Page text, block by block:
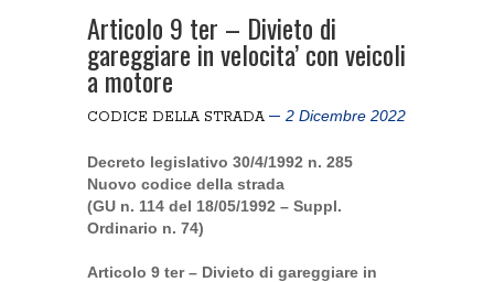
Articolo 9 ter – Divieto di
gareggiare in velocita’ con veicoli
a motore
CODICE DELLA STRADA 2 Dicembre 2022
Decreto legislativo 30/4/1992 n. 285
Nuovo codice della strada
(GU n. 114 del 18/05/1992 – Suppl.
Ordinario n. 74)
Articolo 9 ter – Divieto di gareggiare in